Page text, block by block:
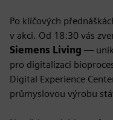
Po klíčových
v akci. Od 18:30 vás
Siemens Living —
pro digitalizaci
Digital Experience
průmyslovou výrobu